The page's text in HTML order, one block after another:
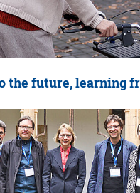
the future, learning